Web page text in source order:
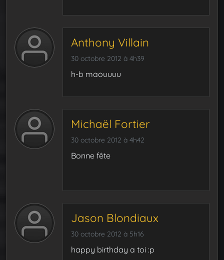
Anthony Villain
30 octobre 2012 à 4h39
h-b maouuuu
Michaël Fortier
30 octobre 2012 à 4h42
Bonne fête
Jason Blondiaux
30 octobre 2012 à 5h16
happy birthday a toi :p